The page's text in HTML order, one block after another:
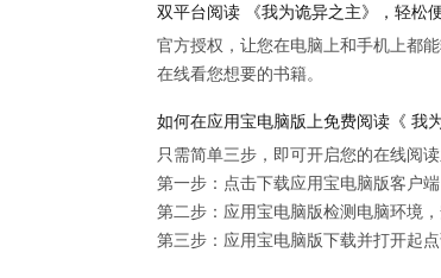
双平台阅读 《我为诡异之主》，轻松
官方授权，让您在电脑上和手机上都
在线看您想要的书籍。
如何在应用宝电脑版上免费阅读《 我
只需简单三步，即可开启您的在线阅读
第一步：点击下载应用宝电脑版客户端
第二步：应用宝电脑版检测电脑环境
第三步：应用宝电脑版下载并打开起